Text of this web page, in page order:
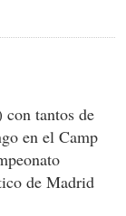
tantos de
en el Camp
de Madrid